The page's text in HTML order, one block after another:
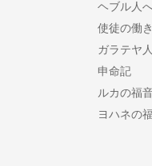
ヘブル人
使徒の働き
ガラテヤ
申命記
ルカの福
ヨハネの